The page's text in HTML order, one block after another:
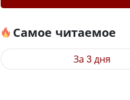
Самое читаемое
За 3 дня